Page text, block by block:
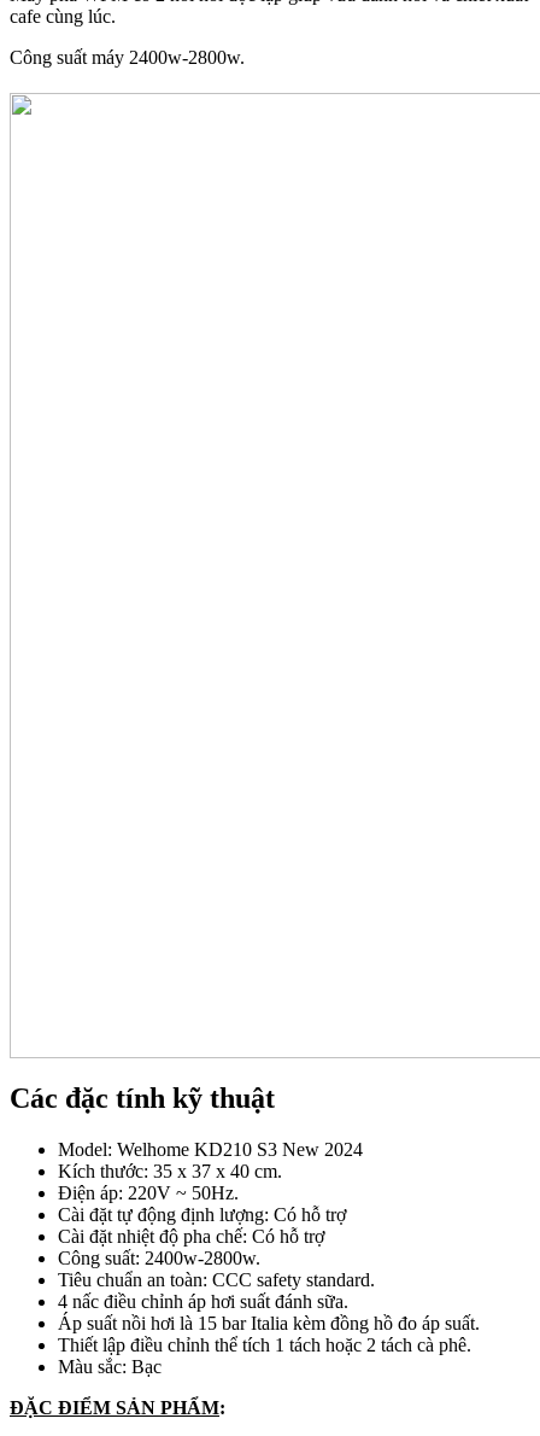
cafe cùng lúc.
Công suất máy 2400w-2800w.
Các đặc tính kỹ thuật
Model: Welhome KD210 S3 New 2024
Kích thước: 35 x 37 x 40 cm.
Điện áp: 220V ~ 50Hz.
Cài đặt tự động định lượng: Có hỗ trợ
Cài đặt nhiệt độ pha chế: Có hỗ trợ
Công suất: 2400w-2800w.
Tiêu chuẩn an toàn: CCC safety standard.
4 nấc điều chỉnh áp hơi suất đánh sữa.
Áp suất nồi hơi là 15 bar Italia kèm đồng hồ đo áp suất.
Thiết lập điều chỉnh thể tích 1 tách hoặc 2 tách cà phê.
Màu sắc: Bạc
ĐẶC ĐIỂM SẢN PHẨM: